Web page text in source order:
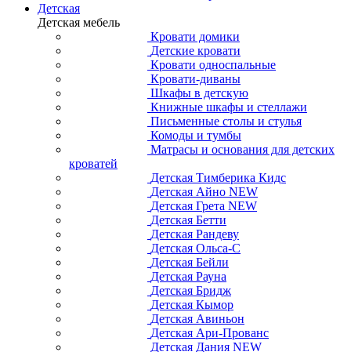
Детская
Детская мебель
Кровати домики
Детские кровати
Кровати односпальные
Кровати-диваны
Шкафы в детскую
Книжные шкафы и стеллажи
Письменные столы и стулья
Комоды и тумбы
Матрасы и основания для детских
кроватей
Детская Тимберика Кидс
Детская Айно NEW
Детская Грета NEW
Детская Бетти
Детская Рандеву
Детская Ольса-С
Детская Бейли
Детская Рауна
Детская Бридж
Детская Кымор
Детская Авиньон
Детская Ари-Прованс
Детская Дания NEW